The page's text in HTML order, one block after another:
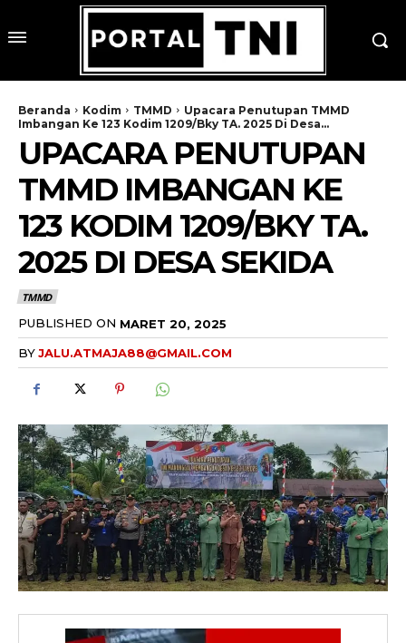
Beranda Kodim TMMD
Upacara Penutupan TMMD
Imbangan Ke 123 Kodim 1209/Bky TA. 2025 Di Desa...
UPACARA PENUTUPAN
TMMD IMBANGAN KE
123 KODIM 1209/BKY TA.
2025 DI DESA SEKIDA
TMMD
PUBLISHED ON MARET 20, 2025
BYJALU.ATMAJA88@GMAIL.COM